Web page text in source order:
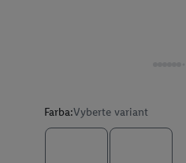
Farba:Vyberte variant